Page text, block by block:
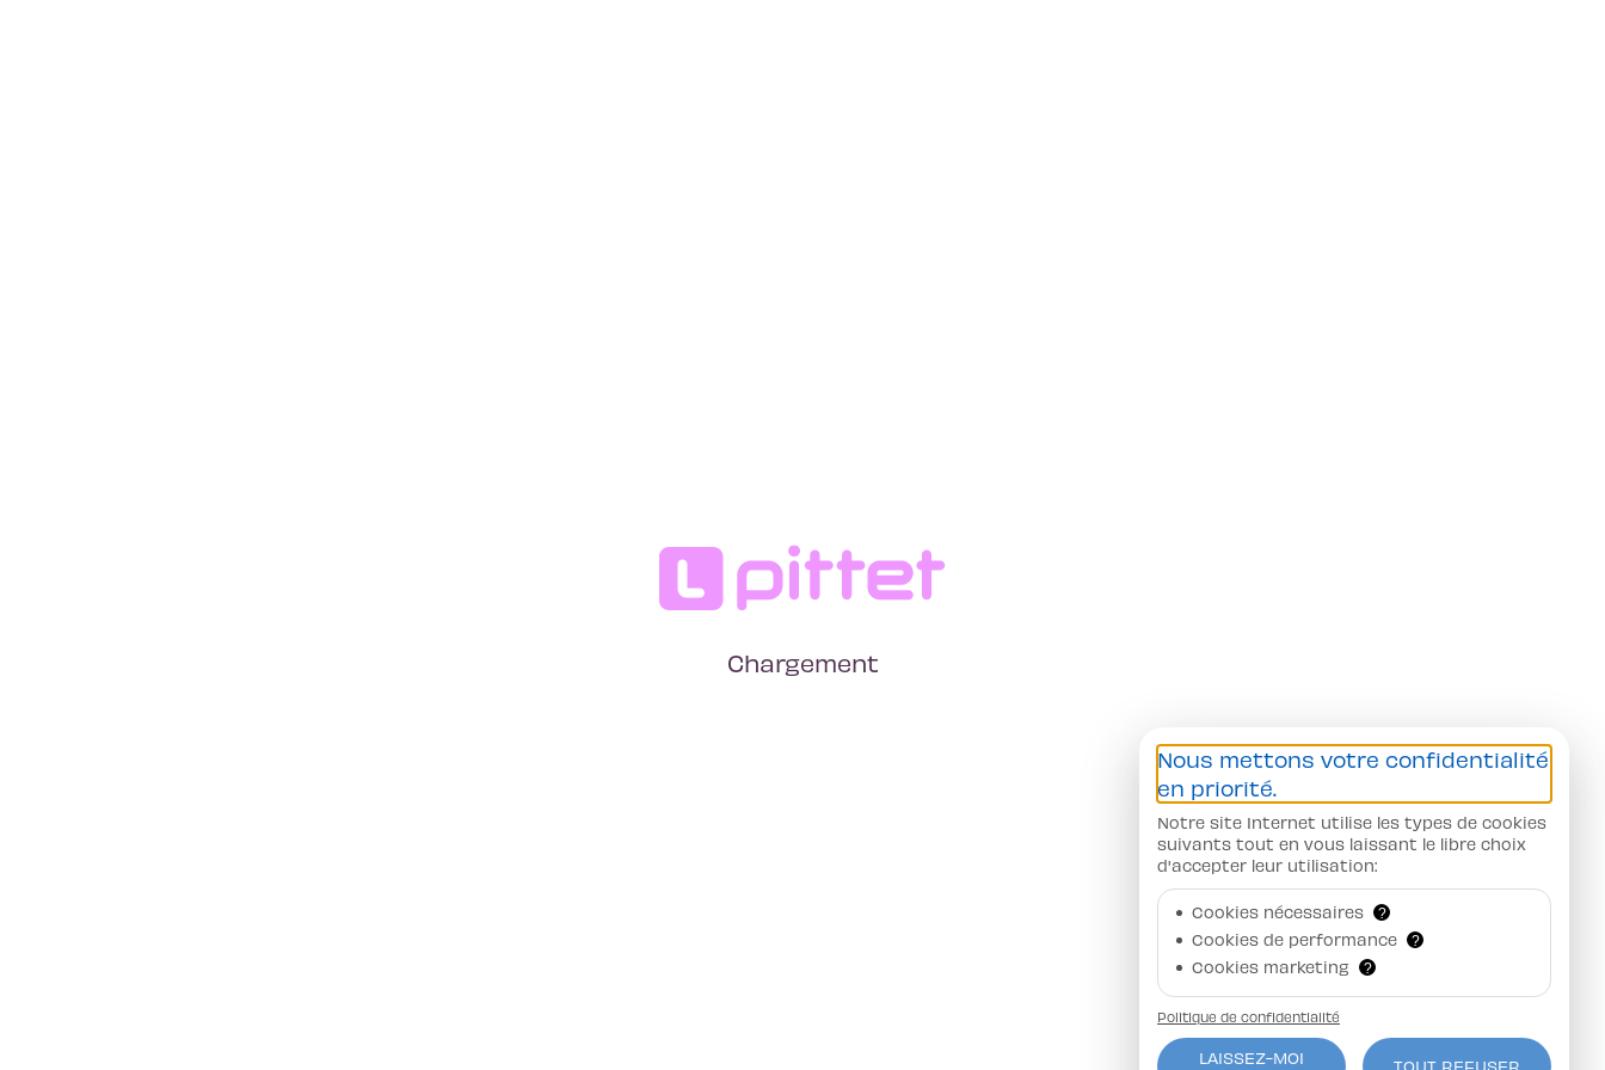
Chargement
Nous mettons votre confidentialité
en priorité.
Notre site Internet utilise les types de cookies
suivants tout en vous laissant le libre choix
d'accepter leur utilisation:
Cookies nécessaires ?
Cookies de performance ?
Cookies marketing ?
Politique de confidentialité
LAISSEZ-MOI
TOUT REFUSER